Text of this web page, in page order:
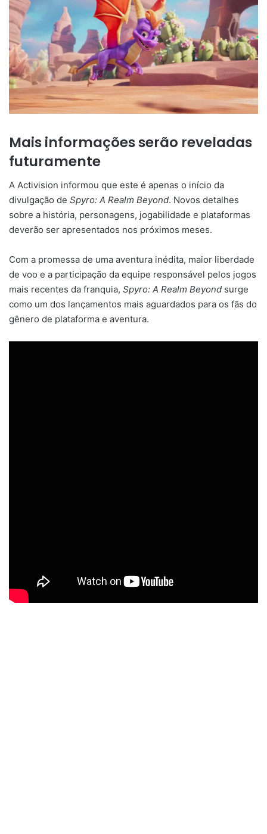
Mais informações serão reveladas
futuramente
A Activision informou que este é apenas o início da
divulgação de Spyro: A Realm Beyond. Novos detalhes
sobre a história, personagens, jogabilidade e plataformas
deverão ser apresentados nos próximos meses.
Com a promessa de uma aventura inédita, maior liberdade
de voo e a participação da equipe responsável pelos jogos
mais recentes da franquia, Spyro: A Realm Beyond surge
como um dos lançamentos mais aguardados para os fãs do
gênero de plataforma e aventura.